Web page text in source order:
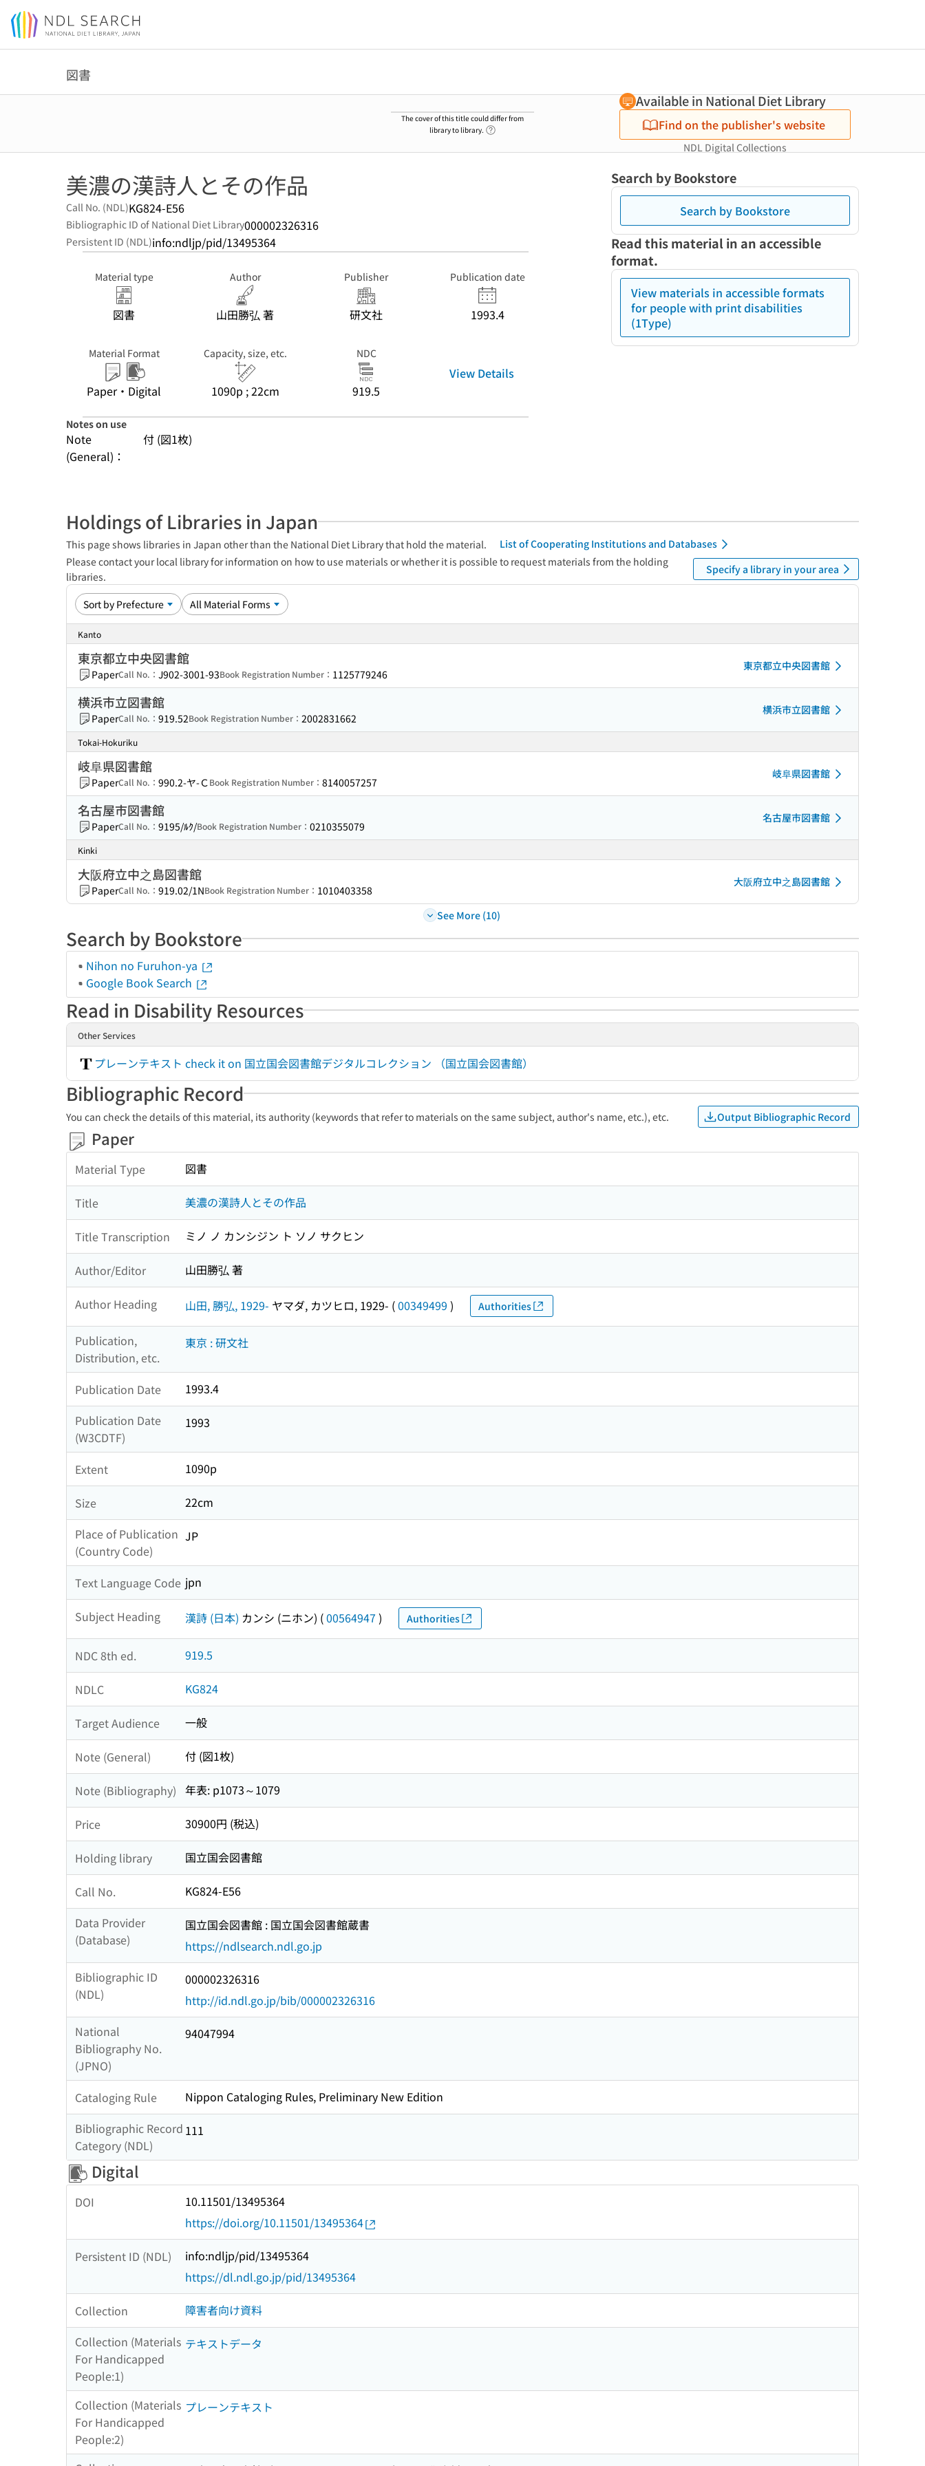
Jump to main content
図書
The cover of this title could differ from
library to library.
Available in National Diet Library
Find on the publisher's website
NDL Digital Collections
美濃の漢詩人とその作品
Call No. (NDL)KG824-E56
Bibliographic ID of National Diet Library000002326316
Persistent ID (NDL)info:ndljp/pid/13495364
Material type
図書
Author
山田勝弘 著
Publisher
研文社
Publication date
1993.4
Material Format
Paper・Digital
Capacity, size, etc.
1090p ; 22cm
NDC
919.5
View Details
Notes on use
Note
(General)：
付 (図1枚)
Search by Bookstore
Search by Bookstore
Read this material in an accessible
format.
View materials in accessible formats
for people with print disabilities
(1Type)
Holdings of Libraries in Japan
This page shows libraries in Japan other than the National Diet Library that hold the material.
List of Cooperating Institutions and Databases
Please contact your local library for information on how to use materials or whether it is possible to request materials from the holding
libraries.
Specify a library in your area
Kanto
東京都立中央図書館
PaperCall No.： J902-3001-93Book Registration Number： 1125779246
東京都立中央図書館
横浜市立図書館
PaperCall No.： 919.52Book Registration Number： 2002831662
横浜市立図書館
Tokai-Hokuriku
岐阜県図書館
PaperCall No.： 990.2-ヤ-ＣBook Registration Number： 8140057257
岐阜県図書館
名古屋市図書館
PaperCall No.： 9195/ﾙｸ/Book Registration Number： 0210355079
名古屋市図書館
Kinki
大阪府立中之島図書館
PaperCall No.： 919.02/1NBook Registration Number： 1010403358
大阪府立中之島図書館
See More (10)
Search by Bookstore
Nihon no Furuhon-ya
Google Book Search
Read in Disability Resources
Other Services
プレーンテキスト check it on 国立国会図書館デジタルコレクション （国立国会図書館）
Bibliographic Record
You can check the details of this material, its authority (keywords that refer to materials on the same subject, author's name, etc.), etc. Output Bibliographic Record
Paper
Material Type 図書
Title 美濃の漢詩人とその作品
Title Transcription ミノ ノ カンシジン ト ソノ サクヒン
Author/Editor 山田勝弘 著
Author Heading 山田, 勝弘, 1929- ヤマダ, カツヒロ, 1929- (00349499 ) Authorities
Publication,
Distribution, etc.
東京 : 研文社
Publication Date
1993.4
Publication Date
(W3CDTF)
1993
Extent 1090p
Size
22cm
Place of Publication
(Country Code)
JP
Text Language Code jpn
Subject Heading 漢詩 (日本) カンシ (ニホン) (00564947 ) Authorities
NDC 8th ed. 919.5
NDLC KG824
Target Audience 一般
Note (General) 付 (図1枚)
Note (Bibliography) 年表: p1073～1079
Price 30900円 (税込)
Holding library 国立国会図書館
Call No.
KG824-E56
Data Provider
(Database)
国立国会図書館 : 国立国会図書館蔵書
https://ndlsearch.ndl.go.jp
Bibliographic ID
(NDL)
000002326316
http://id.ndl.go.jp/bib/000002326316
National
Bibliography No.
(JPNO)
94047994
Cataloging Rule
Nippon Cataloging Rules, Preliminary New Edition
Bibliographic Record
Category (NDL)
111
Digital
DOI
10.11501/13495364
https://doi.org/10.11501/13495364
Persistent ID (NDL)
info:ndljp/pid/13495364
https://dl.ndl.go.jp/pid/13495364
Collection
障害者向け資料
Collection (Materials
For Handicapped
People:1)
テキストデータ
Collection (Materials
For Handicapped
People:2)
プレーンテキスト